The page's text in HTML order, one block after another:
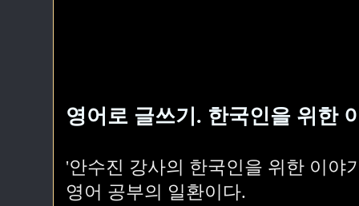
영어로 글쓰기. 한국인을 위한
'안수진 강사의 한국인을 위한 이야
영어 공부의 일환이다.